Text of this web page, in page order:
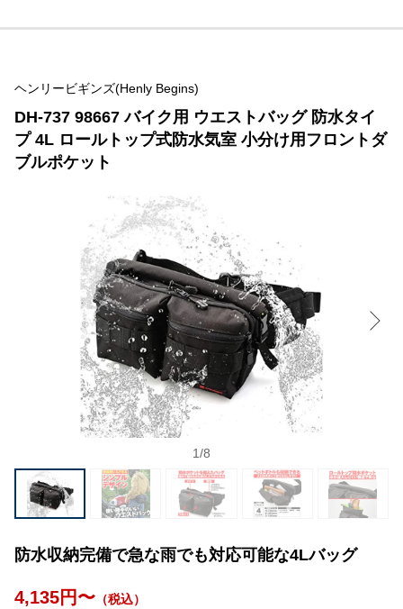
ヘンリービギンズ(Henly Begins)
DH-737 98667 バイク用 ウエストバッグ 防水タイ
プ 4L ロールトップ式防水気室 小分け用フロントダ
ブルポケット
1/8
防水収納完備で急な雨でも対応可能な4Lバッグ
4,135円〜 （税込）